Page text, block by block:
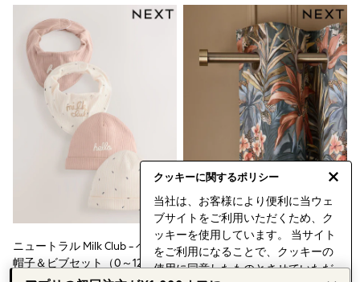
クッキーに関するポリシー
当社は、お客様により便利に当ウェ
ブサイトをご利用いただくため、ク
ッキーを使用しています。 当サイト
をご利用になることで、クッキーの
使用に同意したものとさせていただ
T-Shirts & Vests
Jeans
Leggings & Joggers
Shorts
Skirts
Trousers
New In from Next
Essentials
Top Picks
Summer Collection
Linen Collection
Capsule Wardrobe
Date Night Looks
Polka Dots
THE SET
Shop All Outerwear
Blazers
Coats
ニュートラル Milk Club - ベビー
帽子＆ビブセット（0～12か月）
ベルベット素材ヒョウ柄フロー
ラル・アイレット付き裏地カー